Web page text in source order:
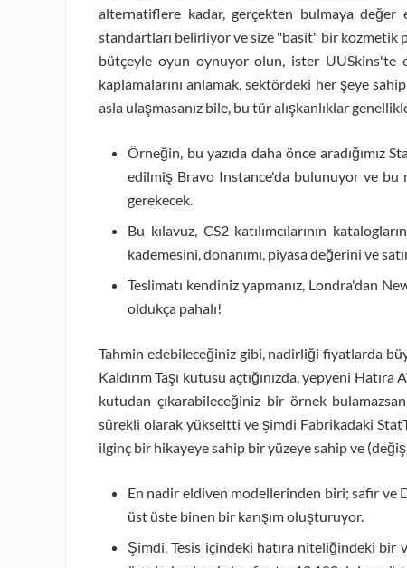
alternatiflere kadar, gerçekten bulmaya
standartları belirliyor ve size "basit" bir kozmetik
bütçeyle oyun oynuyor olun, ister UUSkins'te
kaplamalarını anlamak, sektördeki her şeye
asla ulaşmasanız bile, bu tür alışkanlıklar
Örneğin, bu yazıda daha önce aradığımız
edilmiş Bravo Instance'da bulunuyor ve bu
gerekecek.
Bu kılavuz, CS2 katılımcılarının
kademesini, donanımı, piyasa değerini ve
Teslimatı kendiniz yapmanız, Londra'dan
oldukça pahalı!
Tahmin edebileceğiniz gibi, nadirliği fiyatlarda
Kaldırım Taşı kutusu açtığınızda, yepyeni
kutudan çıkarabileceğiniz bir örnek
sürekli olarak yükseltti ve şimdi Fabrikadaki
ilginç bir hikayeye sahip bir yüzeye sahip ve
En nadir eldiven modellerinden biri; safir ve
üst üste binen bir karışım oluşturuyor.
Şimdi, Tesis içindeki hatıra niteliğindeki bir